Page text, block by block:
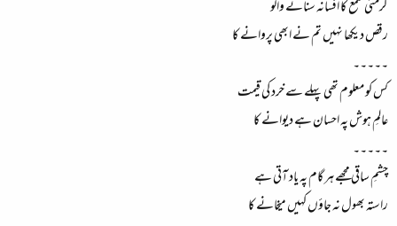
گرمئی شمع کا افسانہ سنانے والو
رقص دیکھا نہیں تم نے ابھی پروانے کا
۔۔۔۔۔
کس کو معلوم تھی پہلے سے خرد کی قیمت
عالمِ ہوش پہ احسان ہے دیوانے کا
۔۔۔۔۔
چشمِ ساقی مجھے ہر گام پہ یاد آتی ہے
راستہ بھول نہ جاؤں کہیں میخانے کا